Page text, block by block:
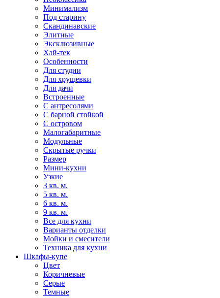
Минимализм
Под старину
Скандинавские
Элитные
Эксклюзивные
Хай-тек
Особенности
Для студии
Для хрущевки
Для дачи
Встроенные
С антресолями
С барной стойкой
С островом
Малогабаритные
Модульные
Скрытые ручки
Размер
Мини-кухни
Узкие
3 кв. м.
5 кв. м.
6 кв. м.
9 кв. м.
Все для кухни
Варианты отделки
Мойки и смесители
Техника для кухни
Шкафы-купе
Цвет
Коричневые
Серые
Темные